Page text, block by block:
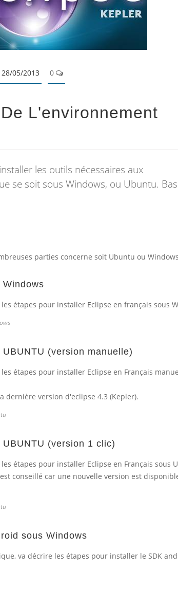
28/05/2013 0
L'environnement
les outils nécessaires aux
se soit sous Windows, ou Ubuntu.
parties concerne soit Ubuntu ou
étapes pour installer Eclipse en français sous
(version manuelle)
étapes pour installer Eclipse en Français
dernière version d'eclipse 4.3 (Kepler).
(version 1 clic)
étapes pour installer Eclipse en Français sous
conseillé car une nouvelle version est
sous Windows
va décrire les étapes pour installer le SDK